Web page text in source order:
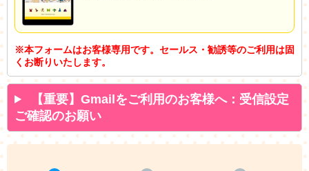
※本フォームはお客様専用です。セールス・勧誘等のご利用は固
くお断りいたします。
【重要】Gmailをご利用のお客様へ：受信設定
ご確認のお願い